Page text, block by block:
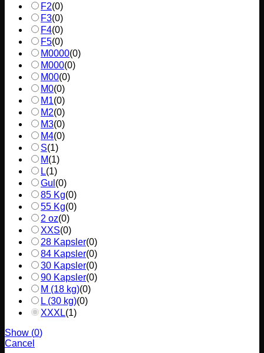
F2(0)
F3(0)
F4(0)
F5(0)
M0000(0)
M000(0)
M00(0)
M0(0)
M1(0)
M2(0)
M3(0)
M4(0)
S(1)
M(1)
L(1)
Gul (0)
85 Kg(0)
55 Kg(0)
2 oz(0)
XXS(0)
28 Kapsler(0)
84 Kapsler(0)
30 Kapsler(0)
90 Kapsler(0)
M (18 kg)(0)
L (30 kg)(0)
XXXL(1)
Show (0)
Cancel